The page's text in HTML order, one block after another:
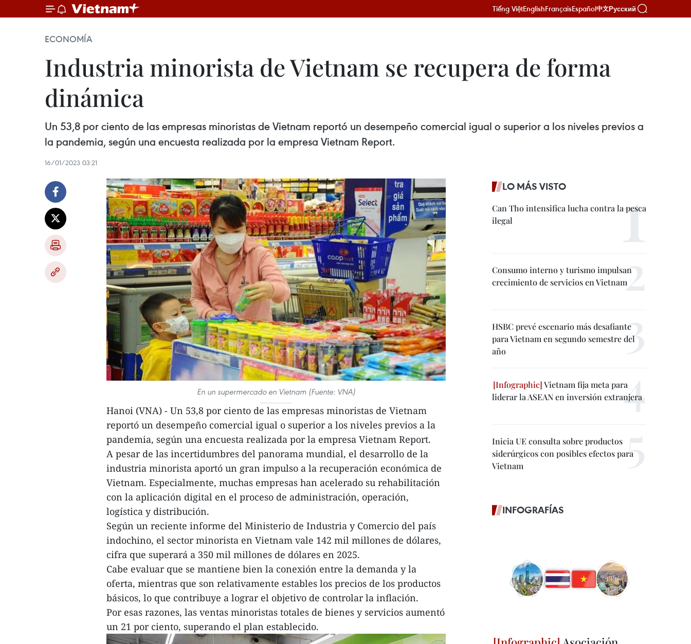
Tiếng ViệtEnglishFrançaisEspañol中文Русский
ECONOMÍA
Industria minorista de Vietnam se recupera de forma
dinámica
Un 53,8 por ciento de las empresas minoristas de Vietnam reportó un desempeño comercial igual o superior a los niveles previos a
la pandemia, según una encuesta realizada por la empresa Vietnam Report.
16/01/2023 03:21
En un supermercado en Vietnam (Fuente: VNA)
Hanoi (VNA) - Un 53,8 por ciento de las empresas minoristas de Vietnam
reportó un desempeño comercial igual o superior a los niveles previos a la
pandemia, según una encuesta realizada por la empresa Vietnam Report.
A pesar de las incertidumbres del panorama mundial, el desarrollo de la
industria minorista aportó un gran impulso a la recuperación económica de
Vietnam. Especialmente, muchas empresas han acelerado su rehabilitación
con la aplicación digital en el proceso de administración, operación,
logística y distribución.
Según un reciente informe del Ministerio de Industria y Comercio del país
indochino, el sector minorista en Vietnam vale 142 mil millones de dólares,
cifra que superará a 350 mil millones de dólares en 2025.
Cabe evaluar que se mantiene bien la conexión entre la demanda y la
oferta, mientras que son relativamente estables los precios de los productos
básicos, lo que contribuye a lograr el objetivo de controlar la inflación.
Por esas razones, las ventas minoristas totales de bienes y servicios aumentó
un 21 por ciento, superando el plan establecido.
LO MÁS VISTO
Can Tho intensifica lucha contra la pesca
ilegal
Consumo interno y turismo impulsan
crecimiento de servicios en Vietnam
HSBC prevé escenario más desafiante
para Vietnam en segundo semestre del
año
Vietnam fija meta para
liderar la ASEAN en inversión extranjera
Inicia UE consulta sobre productos
siderúrgicos con posibles efectos para
Vietnam
INFOGRAFÍAS